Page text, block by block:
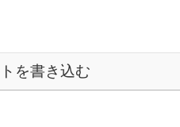
を書き込む